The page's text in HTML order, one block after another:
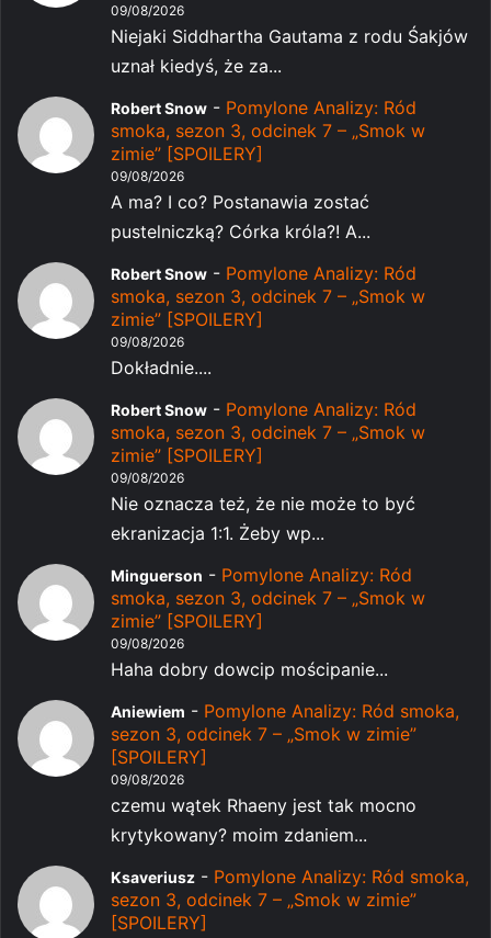
09/08/2026
Niejaki Siddhartha Gautama z rodu Śakjów
uznał kiedyś, że za...
Robert Snow - Pomylone Analizy: Ród
smoka, sezon 3, odcinek 7 – „Smok w
zimie” [SPOILERY]
09/08/2026
A ma? I co? Postanawia zostać
pustelniczką? Córka króla?! A...
Robert Snow - Pomylone Analizy: Ród
smoka, sezon 3, odcinek 7 – „Smok w
zimie” [SPOILERY]
09/08/2026
Dokładnie....
Robert Snow - Pomylone Analizy: Ród
smoka, sezon 3, odcinek 7 – „Smok w
zimie” [SPOILERY]
09/08/2026
Nie oznacza też, że nie może to być
ekranizacja 1:1. Żeby wp...
Minguerson - Pomylone Analizy: Ród
smoka, sezon 3, odcinek 7 – „Smok w
zimie” [SPOILERY]
09/08/2026
Haha dobry dowcip mościpanie...
Aniewiem - Pomylone Analizy: Ród smoka,
sezon 3, odcinek 7 – „Smok w zimie”
[SPOILERY]
09/08/2026
czemu wątek Rhaeny jest tak mocno
krytykowany? moim zdaniem...
Ksaveriusz - Pomylone Analizy: Ród smoka,
sezon 3, odcinek 7 – „Smok w zimie”
[SPOILERY]